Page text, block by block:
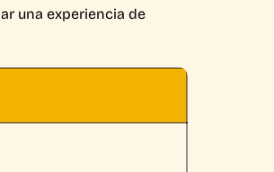
una experiencia de